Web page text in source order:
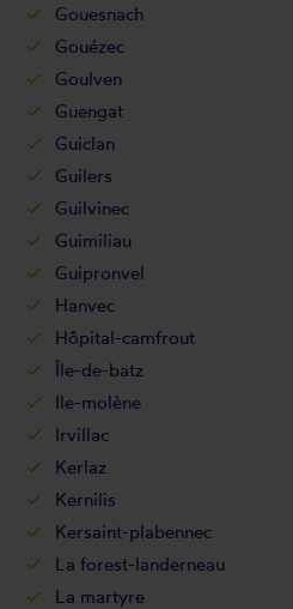
Gouesnach
Gouézec
Goulven
Guengat
Guiclan
Guilers
Guilvinec
Guimiliau
Guipronvel
Hanvec
Hôpital-camfrout
Île-de-batz
Ile-molène
Irvillac
Kerlaz
Kernilis
Kersaint-plabennec
La forest-landerneau
La martyre